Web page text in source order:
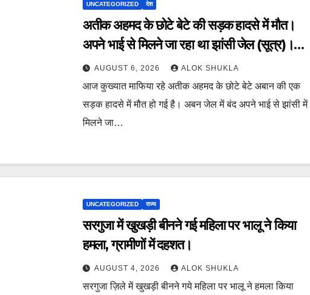
UNCATEGORIZED देश
अतीक अहमद के छोटे बेटे की सड़क हादसे में मौत।
अपने भाई से मिलने जा रहा था झांसी जेल (सूत्र)।
कार में 5 लोग सवार थे।
AUGUST 6, 2026 ALOK SHUKLA
आज कुख्यात माफिया रहे अतीक अहमद के छोटे बेटे अबान की एक
सड़क हादसे में मौत हो गई है। अबन जेल में बंद अपने भाई से झांसी में
मिलने जा…
UNCATEGORIZED राज्य
सरगुजा में खुखड़ी बीनने गई महिला पर भालू ने किया
हमला, ग्रामीणों में दहशत।
AUGUST 4, 2026 ALOK SHUKLA
सरगुजा ज़िले में खुखड़ी बीनने गये महिला पर भालू ने हमला किया